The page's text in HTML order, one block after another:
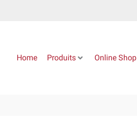
Home Produits Online Shop